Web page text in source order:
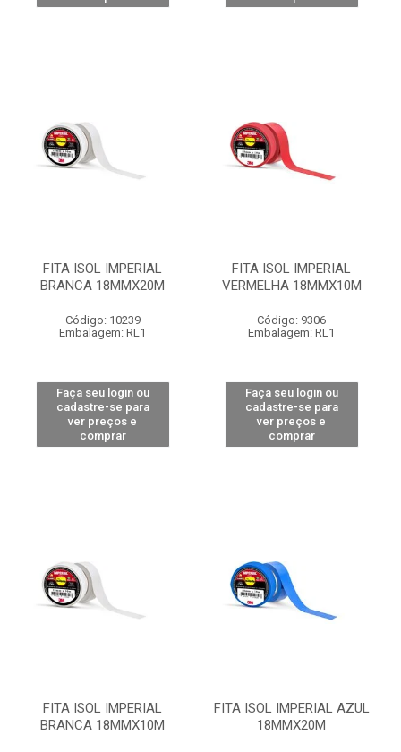
FITA ISOL IMPERIAL
BRANCA 18MMX20M
Código: 10239
Embalagem: RL1
Faça seu login ou
cadastre-se para
ver preços e
comprar
FITA ISOL IMPERIAL
VERMELHA 18MMX10M
Código: 9306
Embalagem: RL1
Faça seu login ou
cadastre-se para
ver preços e
comprar
FITA ISOL IMPERIAL
BRANCA 18MMX10M
FITA ISOL IMPERIAL AZUL
18MMX20M